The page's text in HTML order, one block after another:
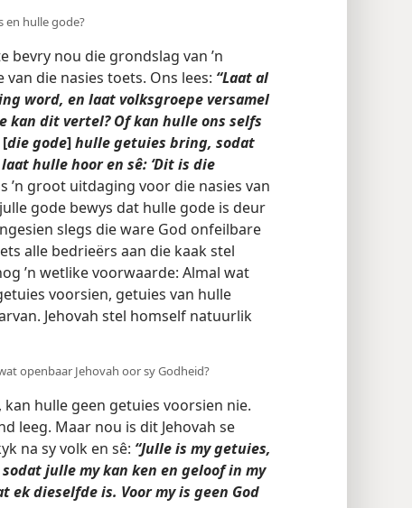
en hulle gode?
bevry nou die grondslag van ’n
die nasies toets. Ons lees: “Laat al
word, en laat volksgroepe versamel
kan dit vertel? Of kan hulle ons selfs
[die gode]hulle getuies bring, sodat
hulle hoor en sê: ‘Dit is die
’n groot uitdaging voor die nasies van
gode bewys dat hulle gode is deur
slegs die ware God onfeilbare
alle bedrieërs aan die kaak stel
’n wetlike voorwaarde: Almal wat
voorsien, getuies van hulle
Jehovah stel homself natuurlik
openbaar Jehovah oor sy Godheid?
hulle geen getuies voorsien nie.
leeg. Maar nou is dit Jehovah se
na sy volk en sê: “Julle is my getuies,
julle my kan ken en geloof in my
dieselfde is. Voor my is geen God